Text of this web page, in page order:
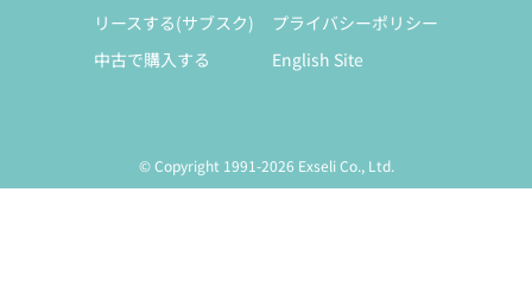
リースする(サブスク)
中古で購入する
プライバシーポリシー
English Site
© Copyright 1991-2026 Exseli Co., Ltd.